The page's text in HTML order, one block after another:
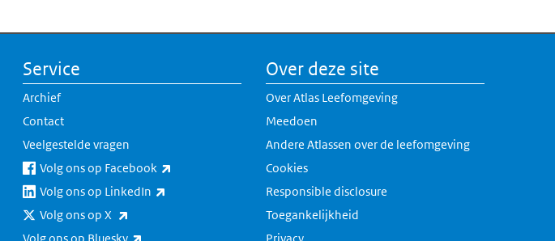
Service
Archief
Contact
Veelgestelde vragen
Volg ons op Facebook
Volg ons op LinkedIn
Volg ons op X
Over deze site
Over Atlas Leefomgeving
Meedoen
Andere Atlassen over de leefomgeving
Cookies
Responsible disclosure
Toegankelijkheid